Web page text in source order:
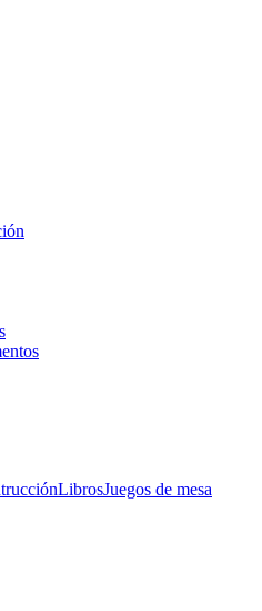
LibrosJuegos de mesa